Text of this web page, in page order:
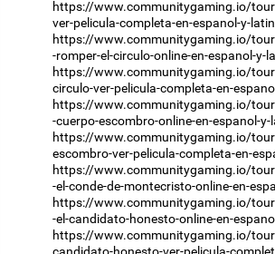
https://www.communitygaming.io/
ver-pelicula-completa-en-espanol-y-
https://www.communitygaming.io/
-romper-el-circulo-online-en-espanol-y-
https://www.communitygaming.io/
circulo-ver-pelicula-completa-en-
https://www.communitygaming.io/
-cuerpo-escombro-online-en-espanol-y-
https://www.communitygaming.io/
escombro-ver-pelicula-completa-en-
https://www.communitygaming.io/
-el-conde-de-montecristo-online-en-
https://www.communitygaming.io/
-el-candidato-honesto-online-en-
https://www.communitygaming.io/